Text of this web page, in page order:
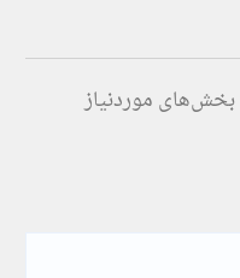
بخش‌های موردنیاز